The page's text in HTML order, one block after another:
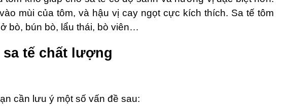
mùi của tôm, và hậu vị cay ngọt cực kích thích. Sa tế tôm
bò, bún bò, lẩu thái, bò viên…
tế chất lượng
cần lưu ý một số vấn đề sau: